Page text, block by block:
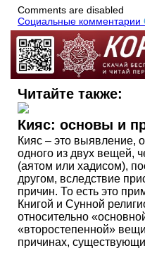
Comments are disabled
Социальные комментарии
Читайте также:
Кияс: основы и
Кияс – это выявление,
одного из двух вещей,
(аятом или хадисом),
другом, вследствие
причин. То есть это
Книгой и Сунной
относительно
«второстепенной»
причинах,